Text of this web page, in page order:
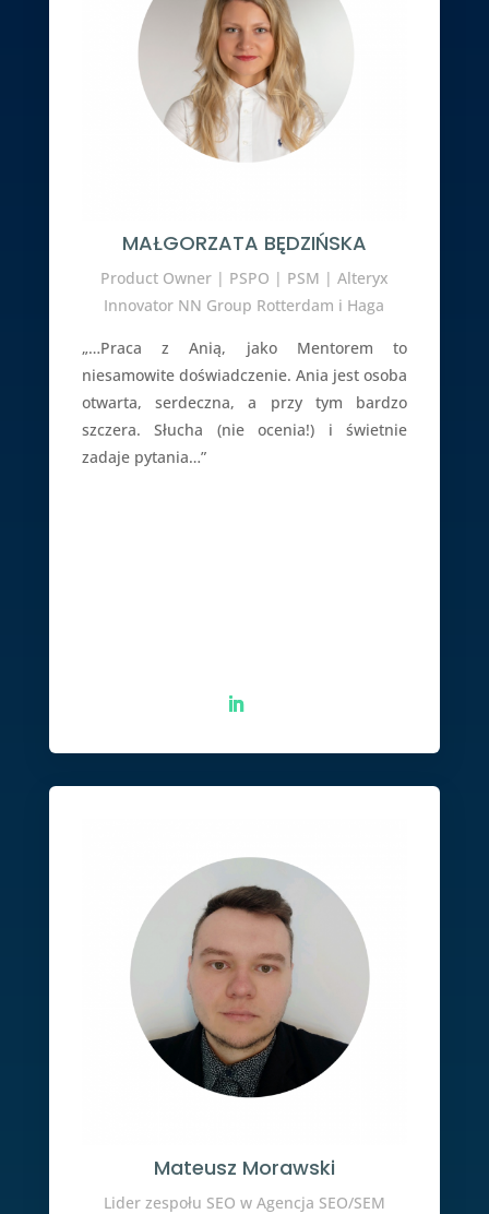
MAŁGORZATA BĘDZIŃSKA
Product Owner | PSPO | PSM | Alteryx
Innovator NN Group Rotterdam i Haga
„…Praca z Anią, jako Mentorem to
niesamowite doświadczenie. Ania jest osoba
otwarta, serdeczna, a przy tym bardzo
szczera. Słucha (nie ocenia!) i świetnie
zadaje pytania…”
Mateusz Morawski
Lider zespołu SEO w Agencja SEO/SEM